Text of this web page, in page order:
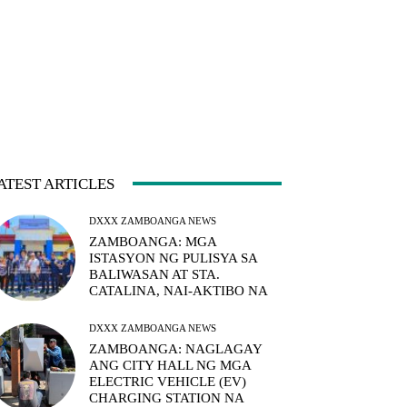
ARTICLES
DXXX ZAMBOANGA NEWS
ZAMBOANGA: MGA
ISTASYON NG PULISYA SA
BALIWASAN AT STA.
CATALINA, NAI-AKTIBO NA
DXXX ZAMBOANGA NEWS
ZAMBOANGA: NAGLAGAY
ANG CITY HALL NG MGA
ELECTRIC VEHICLE (EV)
CHARGING STATION NA